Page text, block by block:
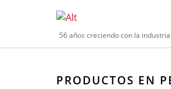
56 años creciendo con la
PRODUCTOS EN